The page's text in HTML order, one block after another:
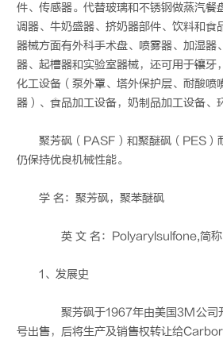
件、传感器。代替玻璃和不锈钢做蒸汽餐
调器、牛奶盛器、挤奶器部件、饮料和食
器械方面有外科手术盘、喷雾器、加湿器
器、起槽器和实验室器械，还可用于镶牙
化工设备（泵外罩、塔外保护层、耐酸喷
器）、食品加工设备，奶制品加工设备、
聚芳砜（PASF）和聚醚砜（PES）
仍保持优良机械性能。
学 名：聚芳砜，聚苯醚砜
英 文 名：Polyarylsulfone,简
1、发展史
聚芳砜于1967年由美国3M公司
号出售，后将生产及销售权转让给